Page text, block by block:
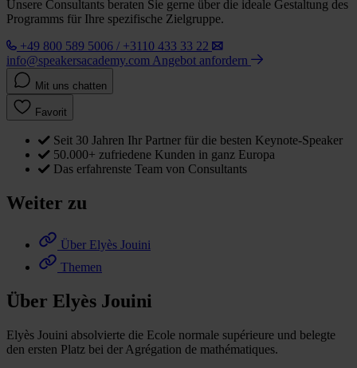
Unsere Consultants beraten Sie gerne über die ideale Gestaltung des
Programms für Ihre spezifische Zielgruppe.
+49 800 589 5006 / +3110 433 33 22
info@speakersacademy.com Angebot anfordern
Mit uns chatten
Favorit
Seit 30 Jahren Ihr Partner für die besten Keynote-Speaker
50.000+ zufriedene Kunden in ganz Europa
Das erfahrenste Team von Consultants
Weiter zu
Über Elyès Jouini
Themen
Über Elyès Jouini
Elyès Jouini absolvierte die Ecole normale supérieure und belegte
den ersten Platz bei der Agrégation de mathématiques.